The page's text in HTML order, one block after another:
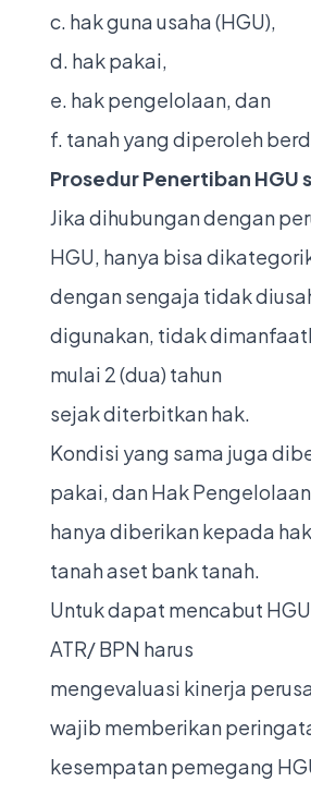
c. hak guna usaha (HGU),
d. hak pakai,
e. hak pengelolaan, dan
f. tanah yang diperoleh
Prosedur Penertiban HGU
Jika dihubungan dengan
HGU, hanya bisa
dengan sengaja tidak
digunakan, tidak
mulai 2 (dua) tahun
sejak diterbitkan hak.
Kondisi yang sama juga
pakai, dan Hak
hanya diberikan kepada
tanah aset bank tanah.
Untuk dapat mencabut
ATR/ BPN harus
mengevaluasi kinerja
wajib memberikan
kesempatan pemegang